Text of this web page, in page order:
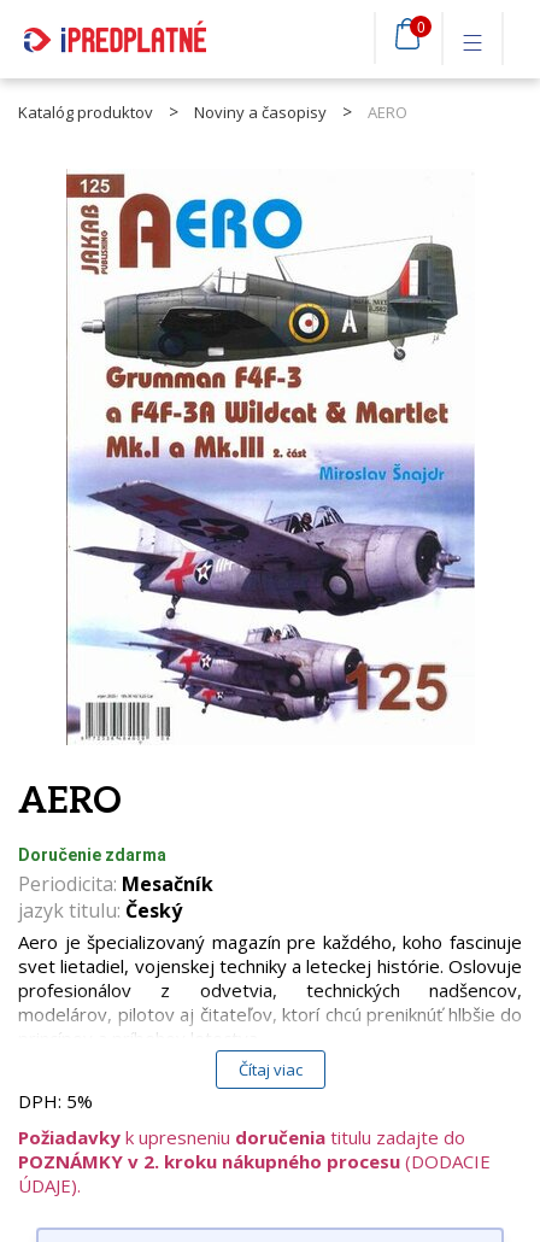
0
Katalóg produktov Noviny a časopisy AERO
AERO
Doručenie zdarma
Periodicita: Mesačník
jazyk titulu: Český
Aero je špecializovaný magazín pre každého, koho fascinuje
svet lietadiel, vojenskej techniky a leteckej histórie. Oslovuje
profesionálov z odvetvia, technických nadšencov,
modelárov, pilotov aj čitateľov, ktorí chcú preniknúť hlbšie do
princípov a príbehov letectva.
V jednotlivých vydaniach prináša detailné technické profily
lietadiel, analýzy významných bojových operácií, prehľady
odborníkmi či zaujímavosti z vývoja civilných a vojenských
strojov. Nechýbajú ani správy z leteckých prehliadok, novinky
z obranného priemyslu či témy venované konštrukcii a
Čítaj viac
DPH: 5%
Požiadavky k upresneniu doručenia titulu zadajte do
POZNÁMKY v 2. kroku nákupného procesu (DODACIE
ÚDAJE).